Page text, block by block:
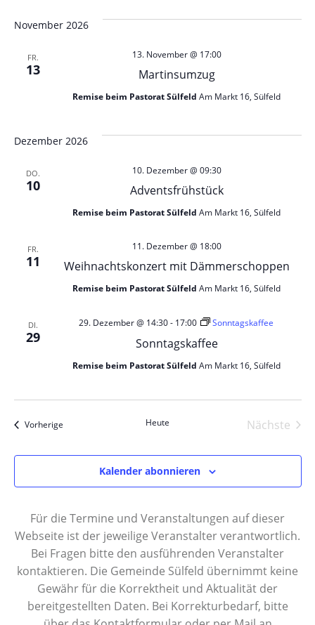
November 2026
FR.
13 Martinsumzug
13. November @ 17:00
Remise beim Pastorat Sülfeld Am Markt 16, Sülfeld
Dezember 2026
DO.
10 Adventsfrühstück
10. Dezember @ 09:30
Remise beim Pastorat Sülfeld Am Markt 16, Sülfeld
FR.
11 Weihnachtskonzert mit Dämmerschoppen
11. Dezember @ 18:00
Remise beim Pastorat Sülfeld Am Markt 16, Sülfeld
DI.
29 Sonntagskaffee
29. Dezember @ 14:30- 17:00 Sonntagskaffee
Remise beim Pastorat Sülfeld Am Markt 16, Sülfeld
VorherigeVeranstaltungen Heute
Nächste
Kalender abonnieren
Für die Termine und Veranstaltungen auf dieser
Webseite ist der jeweilige Veranstalter verantwortlich.
Bei Fragen bitte den ausführenden Veranstalter
kontaktieren. Die Gemeinde Sülfeld übernimmt keine
Gewähr für die Korrektheit und Aktualität der
bereitgestellten Daten. Bei Korrekturbedarf, bitte